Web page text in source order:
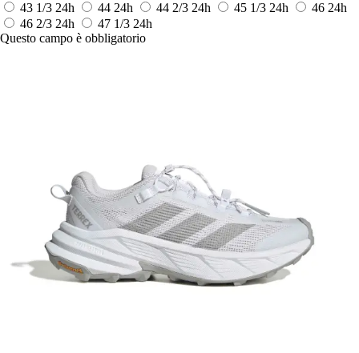
43 1/3 24h 44 24h 44 2/3 24h 45 1/3 24h 46 24h
46 2/3 24h 47 1/3 24h
Questo campo è obbligatorio